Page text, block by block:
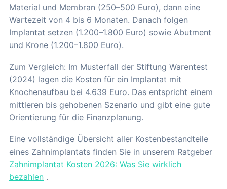
Material und Membran (250–500 Euro), dann eine
Wartezeit von 4 bis 6 Monaten. Danach folgen
Implantat setzen (1.200–1.800 Euro) sowie Abutment
und Krone (1.200–1.800 Euro).
Zum Vergleich: Im Musterfall der Stiftung Warentest
(2024) lagen die Kosten für ein Implantat mit
Knochenaufbau bei 4.639 Euro. Das entspricht einem
mittleren bis gehobenen Szenario und gibt eine gute
Orientierung für die Finanzplanung.
Eine vollständige Übersicht aller Kostenbestandteile
eines Zahnimplantats finden Sie in unserem Ratgeber
Zahnimplantat Kosten 2026: Was Sie wirklich
bezahlen .